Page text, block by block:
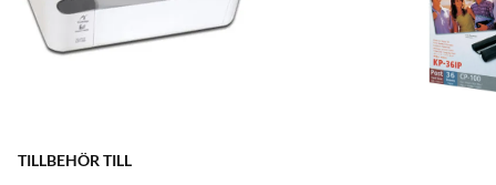
TILLBEHÖR TILL